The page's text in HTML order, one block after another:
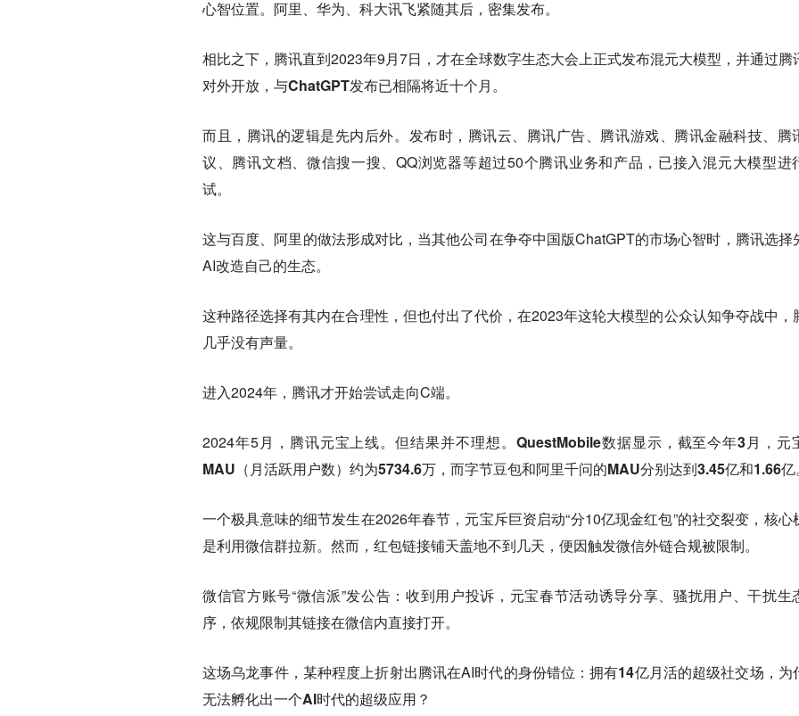
心智位置。阿里、华为、科大讯飞紧随其后，密集发布。
相比之下，腾讯直到2023年9月7日，才在全球数字生态大会上正式发布混元大模型，并通过腾
对外开放， 与ChatGPT发布已相隔将近十个月。
而且，腾讯的逻辑是先内后外。发布时，腾讯云、腾讯广告、腾讯游戏、腾讯金融科技、腾
议、腾讯文档、微信搜一搜、QQ浏览器等超过50个腾讯业务和产品，已接入混元大模型进
试。
这与百度、阿里的做法形成对比，当其他公司在争夺中国版ChatGPT的市场心智时，腾讯选择
AI改造自己的生态。
这种路径选择有其内在合理性，但也付出了代价，在2023年这轮大模型的公众认知争夺战中，
几乎没有声量。
进入2024年，腾讯才开始尝试走向C端。
2024年5月，腾讯元宝上线。但结果并不理想。 QuestMobile数据显示，截至今年3月，元
MAU（月活跃用户数）约为5734.6万，而字节豆包和阿里千问的MAU分别达到3.45亿和1.66亿。
一个极具意味的细节发生在2026年春节，元宝斥巨资启动“分10亿现金红包”的社交裂变，核心
是利用微信群拉新。然而，红包链接铺天盖地不到几天，便因触发微信外链合规被限制。
微信官方账号“微信派”发公告：收到用户投诉，元宝春节活动诱导分享、骚扰用户、干扰生
序，依规限制其链接在微信内直接打开。
这场乌龙事件，某种程度上折射出腾讯在AI时代的身份错位：拥有14亿月活的超级社交场，为
无法孵化出一个AI时代的超级应用？